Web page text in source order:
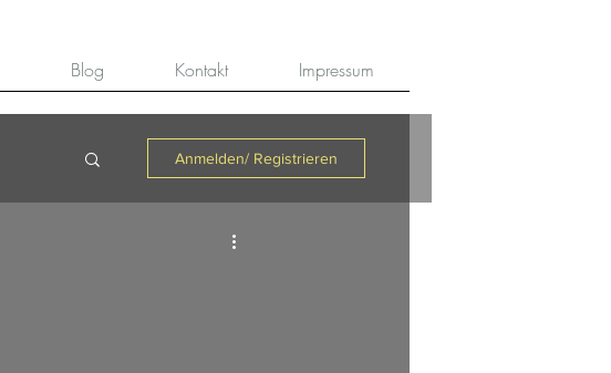
Blog Kontakt Impressum
Anmelden/ Registrieren